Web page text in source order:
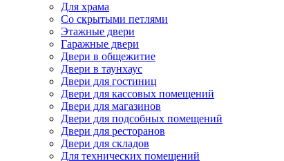
Для храма
Со скрытыми петлями
Этажные двери
Гаражные двери
Двери в общежитие
Двери в таунхаус
Двери для гостиниц
Двери для кассовых помещений
Двери для магазинов
Двери для подсобных помещений
Двери для ресторанов
Двери для складов
Для технических помещений